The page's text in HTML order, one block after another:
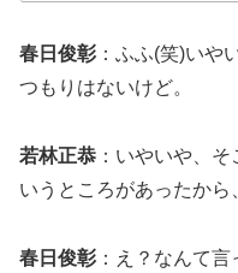
春日俊彰 ：ふふ(笑)いや
つもりはないけど。
若林正恭 ：いやいや、
いうところがあったから
春日俊彰 ：え？なんて言